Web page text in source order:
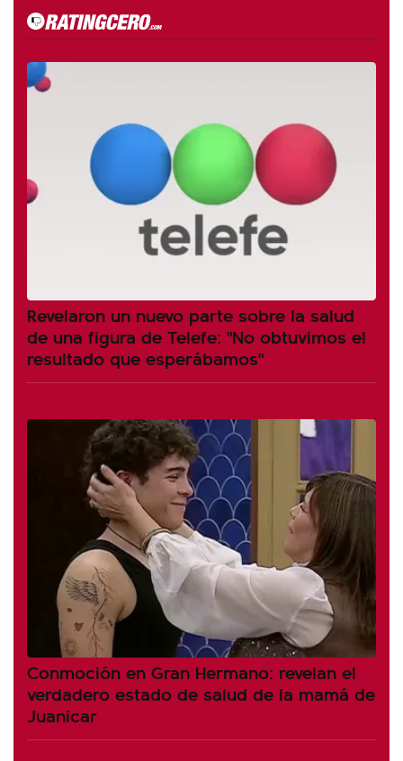
Revelaron un nuevo parte sobre la salud
de una figura de Telefe: "No obtuvimos el
resultado que esperábamos"
Conmoción en Gran Hermano: revelan el
verdadero estado de salud de la mamá de
Juanicar